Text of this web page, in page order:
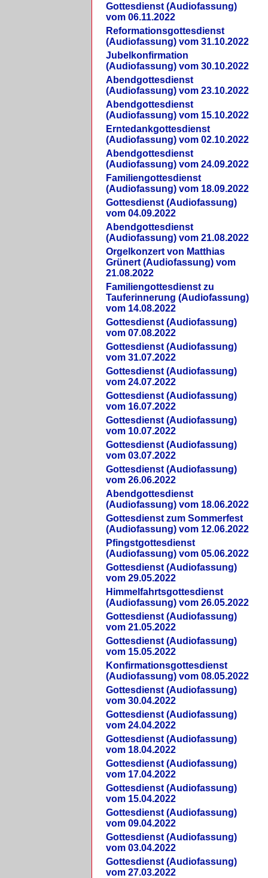
Gottesdienst (Audiofassung)
vom 06.11.2022
Reformationsgottesdienst
(Audiofassung) vom 31.10.2022
Jubelkonfirmation
(Audiofassung) vom 30.10.2022
Abendgottesdienst
(Audiofassung) vom 23.10.2022
Abendgottesdienst
(Audiofassung) vom 15.10.2022
Erntedankgottesdienst
(Audiofassung) vom 02.10.2022
Abendgottesdienst
(Audiofassung) vom 24.09.2022
Familiengottesdienst
(Audiofassung) vom 18.09.2022
Gottesdienst (Audiofassung)
vom 04.09.2022
Abendgottesdienst
(Audiofassung) vom 21.08.2022
Orgelkonzert von Matthias
Grünert (Audiofassung) vom
21.08.2022
Familiengottesdienst zu
Tauferinnerung (Audiofassung)
vom 14.08.2022
Gottesdienst (Audiofassung)
vom 07.08.2022
Gottesdienst (Audiofassung)
vom 31.07.2022
Gottesdienst (Audiofassung)
vom 24.07.2022
Gottesdienst (Audiofassung)
vom 16.07.2022
Gottesdienst (Audiofassung)
vom 10.07.2022
Gottesdienst (Audiofassung)
vom 03.07.2022
Gottesdienst (Audiofassung)
vom 26.06.2022
Abendgottesdienst
(Audiofassung) vom 18.06.2022
Gottesdienst zum Sommerfest
(Audiofassung) vom 12.06.2022
Pfingstgottesdienst
(Audiofassung) vom 05.06.2022
Gottesdienst (Audiofassung)
vom 29.05.2022
Himmelfahrtsgottesdienst
(Audiofassung) vom 26.05.2022
Gottesdienst (Audiofassung)
vom 21.05.2022
Gottesdienst (Audiofassung)
vom 15.05.2022
Konfirmationsgottesdienst
(Audiofassung) vom 08.05.2022
Gottesdienst (Audiofassung)
vom 30.04.2022
Gottesdienst (Audiofassung)
vom 24.04.2022
Gottesdienst (Audiofassung)
vom 18.04.2022
Gottesdienst (Audiofassung)
vom 17.04.2022
Gottesdienst (Audiofassung)
vom 15.04.2022
Gottesdienst (Audiofassung)
vom 09.04.2022
Gottesdienst (Audiofassung)
vom 03.04.2022
Gottesdienst (Audiofassung)
vom 27.03.2022